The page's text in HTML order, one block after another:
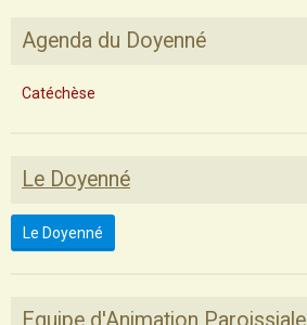
Agenda du Doyenné
Catéchèse
Le Doyenné
Le Doyenné